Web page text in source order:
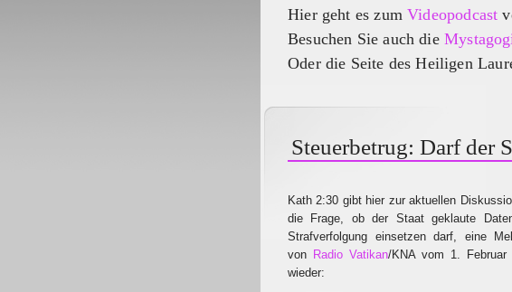
Hier geht es zumVideopodcast
Besuchen Sie auch die
Oder die Seite des Heiligen
Steuerbetrug: Darf der
Kath 2:30 gibt hier zur aktuellen
die Frage, ob der Staat geklaute
Strafverfolgung einsetzen darf, eine
von Radio Vatikan/KNA vom 1. Februar
wieder: